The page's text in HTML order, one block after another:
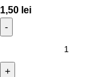
1,50 lei